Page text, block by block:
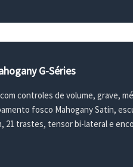
G-Séries
controles de volume, grave,
fosco Mahogany Satin,
21 trastes, tensor bi-lateral e